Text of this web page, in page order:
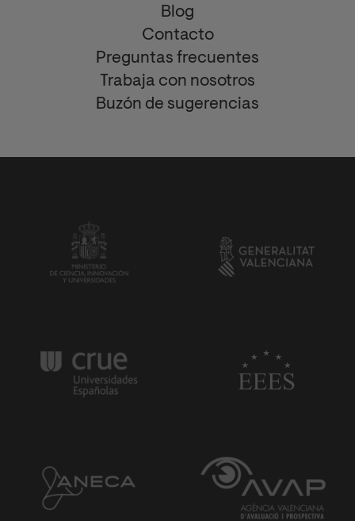
Blog
Contacto
Preguntas frecuentes
Trabaja con nosotros
Buzón de sugerencias